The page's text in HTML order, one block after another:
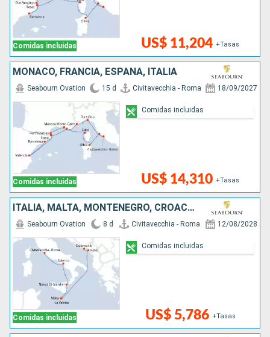
Comidas incluidas US$ 11,204 +Tasas
MONACO, FRANCIA, ESPAÑA, ITALIA
Comidas incluidas
Seabourn Ovation 15 d Civitavecchia - Roma 18/09/2027
US$ 14,310 +Tasas
Comidas incluidas
ITALIA, MALTA, MONTENEGRO, CROACIA
Comidas incluidas
Seabourn Ovation 8 d Civitavecchia - Roma 12/08/2028
US$ 5,786 +Tasas
Comidas incluidas